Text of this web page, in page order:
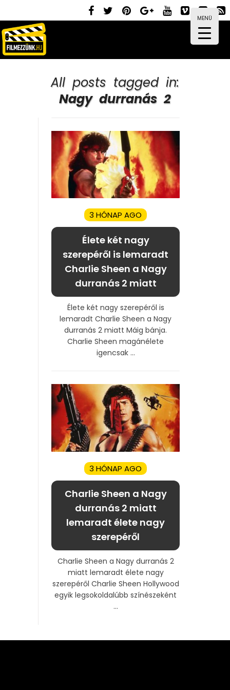
MENÜ
All posts tagged in:
Nagy durranás 2
3 HÓNAP AGO
Élete két nagy
szerepéről is lemaradt
Charlie Sheen a Nagy
durranás 2 miatt
Élete két nagy szerepéről is
lemaradt Charlie Sheen a Nagy
durranás 2 miatt Máig bánja.
Charlie Sheen magánélete
igencsak ...
3 HÓNAP AGO
Charlie Sheen a Nagy
durranás 2 miatt
lemaradt élete nagy
szerepéről
Charlie Sheen a Nagy durranás 2
miatt lemaradt élete nagy
szerepéről Charlie Sheen Hollywood
egyik legsokoldalúbb színészeként
...